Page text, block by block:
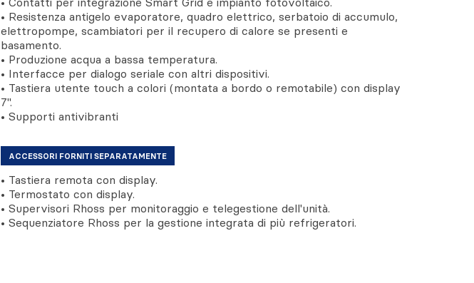
• Resistenza antigelo evaporatore, quadro elettrico, serbatoio di accumulo,
elettropompe, scambiatori per il recupero di calore se presenti e
basamento.
• Produzione acqua a bassa temperatura.
• Interfacce per dialogo seriale con altri dispositivi.
• Tastiera utente touch a colori (montata a bordo o remotabile) con display
7''.
• Supporti antivibranti
ACCESSORI FORNITI SEPARATAMENTE
• Tastiera remota con display.
• Termostato con display.
• Supervisori Rhoss per monitoraggio e telegestione dell'unità.
• Sequenziatore Rhoss per la gestione integrata di più refrigeratori.